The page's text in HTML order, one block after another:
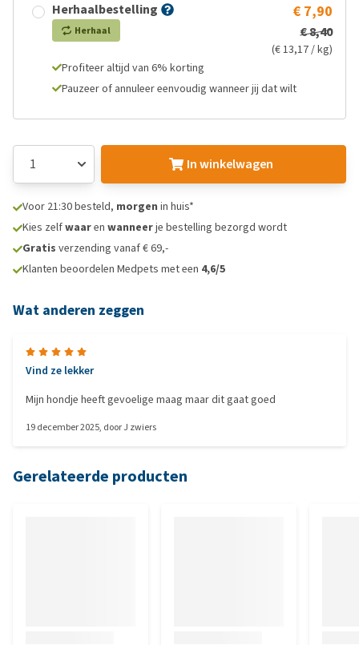
Herhaalbestelling
Herhaal
€ 7,90
€ 8,40
(€ 13,17 / kg)
Profiteer altijd van 6% korting
Pauzeer of annuleer eenvoudig wanneer jij dat wilt
In winkelwagen
Voor 21:30 besteld, morgen in huis*
Kies zelfwaaren wanneerje bestelling bezorgd wordt
Gratis verzending vanaf € 69,-
Klanten beoordelen Medpets met een 4,6/5
Wat anderen zeggen
Vind ze lekker
Mijn hondje heeft gevoelige maag maar dit gaat goed
19 december 2025, doorJ zwiers
Gerelateerde producten